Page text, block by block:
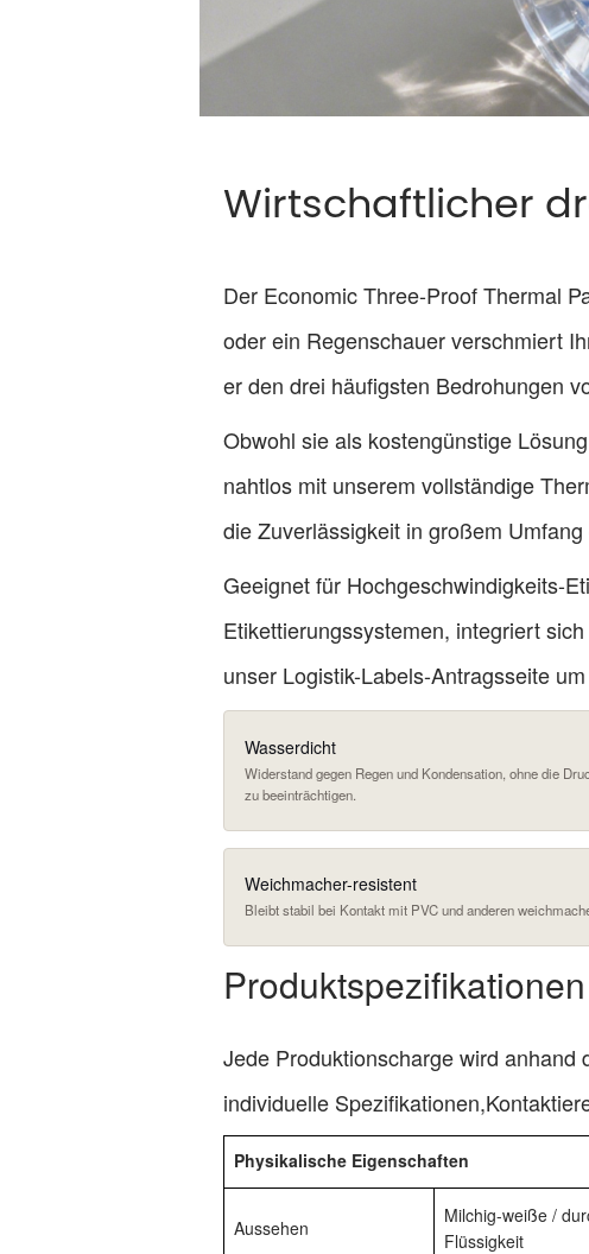
Wirtschaftlicher
Der Economic Three-Proof Thermal
oder ein Regenschauer verschmiert
er den drei häufigsten Bedrohungen
Obwohl sie als kostengünstige
nahtlos mit unserem vollständige
die Zuverlässigkeit in großem
Geeignet für Hochgeschwindigkeits-
Etikettierungssystemen, integriert
unser Logistik-Labels-Antragsseite
Wasserdicht
Widerstand gegen Regen und Kondensation, ohne die
zu beeinträchtigen.
Weichmacher-resistent
Bleibt stabil bei Kontakt mit PVC und anderen
Produktspezifikationen
Jede Produktionscharge wird
individuelle Spezifikationen,
Physikalische Eigenschaften
Aussehen
Milchig-weiße /
Flüssigkeit